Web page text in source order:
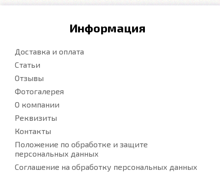
Информация
Доставка и оплата
Статьи
Отзывы
Фотогалерея
О компании
Реквизиты
Контакты
Положение по обработке и защите
персональных данных
Соглашение на обработку персональных данных